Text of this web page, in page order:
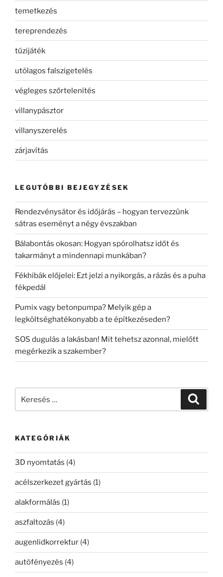
temetkezés
tereprendezés
tűzijáték
utólagos falszigetelés
végleges szőrtelenítés
villanypásztor
villanyszerelés
zárjavítás
LEGUTÓBBI BEJEGYZÉSEK
Rendezvénysátor és időjárás – hogyan tervezzünk
sátras eseményt a négy évszakban
Bálabontás okosan: Hogyan spórolhatsz időt és
takarmányt a mindennapi munkában?
Fékhibák előjelei: Ezt jelzi a nyikorgás, a rázás és a puha
fékpedál
Pumix vagy betonpumpa? Melyik gép a
legköltséghatékonyabb a te építkezéseden?
SOS dugulás a lakásban! Mit tehetsz azonnal, mielőtt
megérkezik a szakember?
KATEGÓRIÁK
3D nyomtatás (4)
acélszerkezet gyártás (1)
alakformálás (1)
aszfaltozás (4)
augenlidkorrektur (4)
autófényezés (4)